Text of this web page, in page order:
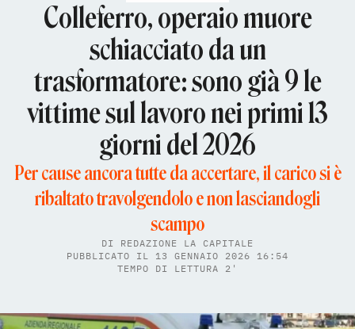
Colleferro, operaio muore
schiacciato da un
trasformatore: sono già 9 le
vittime sul lavoro nei primi 13
giorni del 2026
Per cause ancora tutte da accertare, il carico si è
ribaltato travolgendolo e non lasciandogli
scampo
DI REDAZIONE LA CAPITALE
PUBBLICATO IL 13 GENNAIO 2026 16:54
TEMPO DI LETTURA 2'